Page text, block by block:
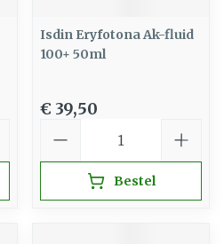
Isdin Eryfotona Ak-fluid
100+ 50ml
€ 39,50
Bestel